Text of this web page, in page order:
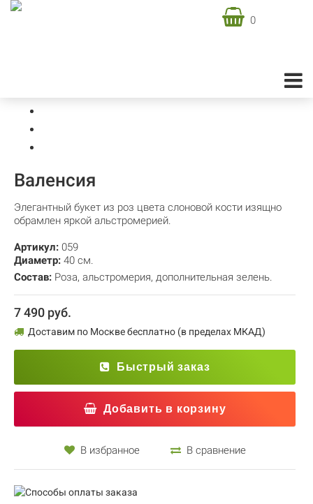
0
Валенсия
Элегантный букет из роз цвета слоновой кости изящно
обрамлен яркой альстромерией.
Артикул: 059
Диаметр: 40 см.
Состав: Роза, альстромерия, дополнительная зелень.
7 490 руб.
Доставим по Москве бесплатно (в пределах МКАД)
Быстрый заказ
Добавить в корзину
В избранное В сравнение